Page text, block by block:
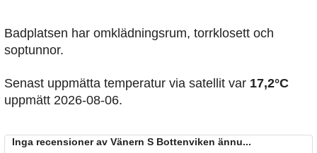
Badplatsen har omklädningsrum, torrklosett och
soptunnor.
Senast uppmätta temperatur via satellit var 17,2°C
uppmätt 2026-08-06.
Inga recensioner av Vänern S Bottenviken ännu...